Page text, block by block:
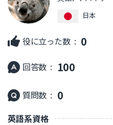
日本
役に立った数 : 0
回答数 : 100
質問数 : 0
英語系資格